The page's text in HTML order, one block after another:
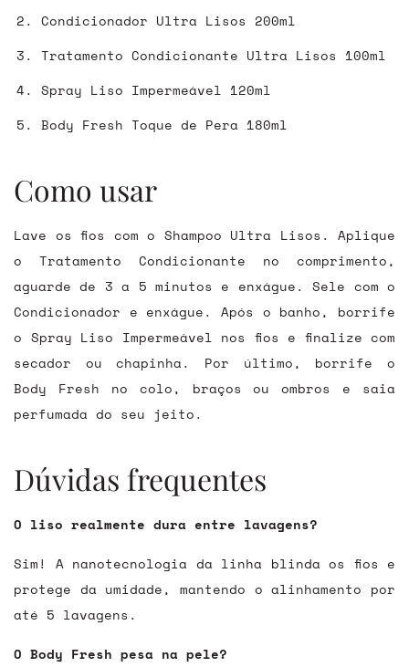
Condicionador Ultra Lisos 200ml
Tratamento Condicionante Ultra Lisos 100ml
Spray Liso Impermeável 120ml
Body Fresh Toque de Pera 180ml
Como usar
Lave os fios com o Shampoo Ultra Lisos. Aplique
o Tratamento Condicionante no comprimento,
aguarde de 3 a 5 minutos e enxágue. Sele com o
Condicionador e enxágue. Após o banho, borrife
o Spray Liso Impermeável nos fios e finalize com
secador ou chapinha. Por último, borrife o
Body Fresh no colo, braços ou ombros e saia
perfumada do seu jeito.
Dúvidas frequentes
O liso realmente dura entre lavagens?
Sim! A nanotecnologia da linha blinda os fios e
protege da umidade, mantendo o alinhamento por
até 5 lavagens.
O Body Fresh pesa na pele?